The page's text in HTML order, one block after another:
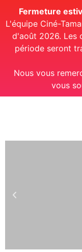
Fermeture
L'équipe Ciné-
d'août 2026. Les
période seront
Nous vous
vous